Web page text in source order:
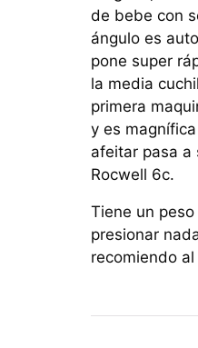
de bebe con
ángulo es
pone super
la media
primera
y es
afeitar pasa a
Rocwell 6c.
Tiene un
presionar
recomiendo al